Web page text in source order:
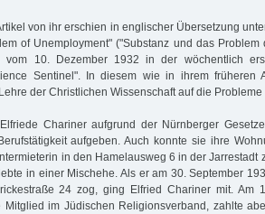
von ihr erschien in englischer Übersetzung
of Unemployment" ("Substanz und das Problem
vom 10. Dezember 1932 in der wöchentlich
Sentinel". In diesem wie in ihrem früheren
der Christlichen Wissenschaft auf die Probleme
Chariner aufgrund der Nürnberger
aufgeben. Auch konnte sie ihre
in den Hamelausweg 6 in der Jarrestadt
in einer Mischehe. Als er am 30. September
24 zog, ging Elfried Chariner mit. Am
Mitglied im Jüdischen Religionsverband, zahlte